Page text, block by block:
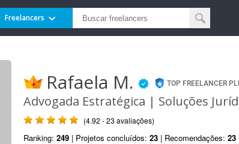
Freelancers
Rafaela M. TOP FREELANCER
Advogada Estratégica | Soluções
(4.92 - 23 avaliações)
Ranking: 249 | Projetos concluídos: 23 | Recomendações: 23